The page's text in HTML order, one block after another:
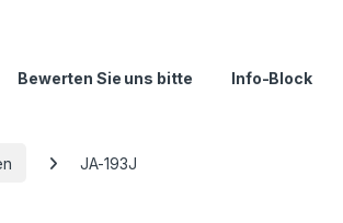
Bewerten Sie uns bitte Info-Block
JA-193J